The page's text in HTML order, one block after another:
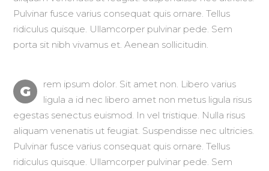
Pulvinar fusce varius consequat quis ornare. Tellus
ridiculus quisque. Ullamcorper pulvinar pede. Sem
porta sit nibh vivamus et. Aenean sollicitudin.
G
rem ipsum dolor. Sit amet non. Libero varius
ligula a id nec libero amet non metus ligula risus
egestas senectus euismod. In vel tristique. Nulla risus
aliquam venenatis ut feugiat. Suspendisse nec ultricies.
Pulvinar fusce varius consequat quis ornare. Tellus
ridiculus quisque. Ullamcorper pulvinar pede. Sem